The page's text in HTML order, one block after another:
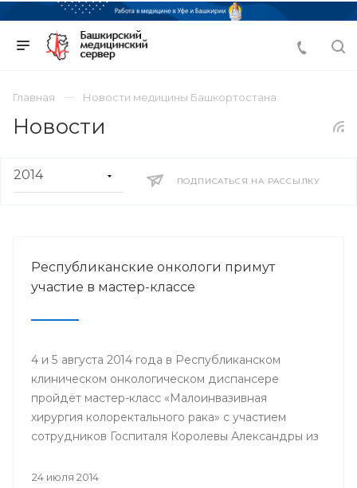
Главная Новости медицины Башкортостана
Новости
ПОДПИСАТЬСЯ НА РАССЫЛКУ
Республиканские онкологи примут
участие в мастер-классе
4 и 5 августа 2014 года в Республиканском
клиническом онкологическом диспансере
пройдёт мастер-класс «Малоинвазивная
хирургия колоректального рака» с участием
сотрудников Госпиталя Королевы Александры из
24 июля 2014